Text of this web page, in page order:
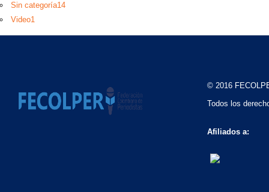
Sin categoría14
Video1
© 2016
Todos los
Afiliados a: